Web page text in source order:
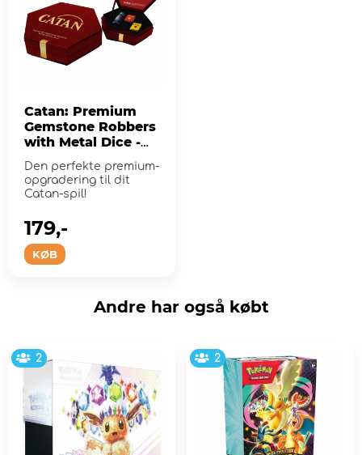
Catan: Premium
Gemstone Robbers
with Metal Dice -
Hematite
Den perfekte premium-
opgradering til dit
Catan-spil!
KØB
179,-
Andre har også købt
2 2